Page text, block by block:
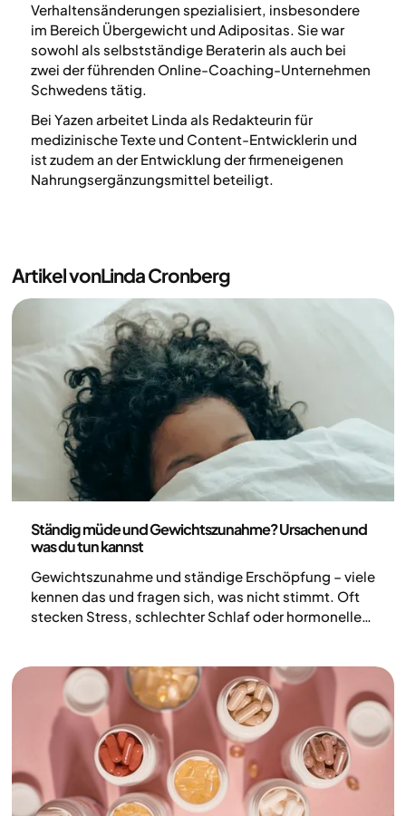
Verhaltensänderungen spezialisiert, insbesondere
im Bereich Übergewicht und Adipositas. Sie war
sowohl als selbstständige Beraterin als auch bei
zwei der führenden Online-Coaching-Unternehmen
Schwedens tätig.
Bei Yazen arbeitet Linda als Redakteurin für
medizinische Texte und Content-Entwicklerin und
ist zudem an der Entwicklung der firmeneigenen
Nahrungsergänzungsmittel beteiligt.
Artikel vonLinda Cronberg
Ständig müde und Gewichtszunahme? Ursachen und
was du tun kannst
Gewichtszunahme und ständige Erschöpfung – viele
kennen das und fragen sich, was nicht stimmt. Oft
stecken Stress, schlechter Schlaf oder hormonelle
beeinflussen. Hier erfährst du, welche Ursachen
Müdigkeit und Gewichtszunahme auslösen können –
und wie du mit der richtigen Hilfe beim Abnehmen
wieder in Balance kommst.